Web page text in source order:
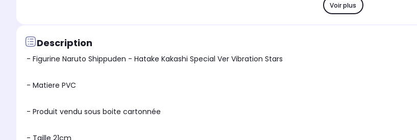
Voir plus
Description
- Figurine Naruto Shippuden - Hatake Kakashi Special Ver Vibration Stars
- Matiere PVC
- Produit vendu sous boite cartonnée